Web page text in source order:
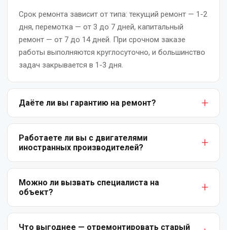
Перемотка
якоря
электродвигателя
Послеремонтные
испытания
Ремонт
электродвигателей
Ремонт
и
восстановление
коллектора
электродвигателя
Срок ремонта зависит от типа: текущий ремонт — 1-2
дня, перемотка — от 3 до 7 дней, капитальный
ремонт — от 7 до 14 дней. При срочном заказе
работы выполняются круглосуточно, и большинство
задач закрывается в 1-3 дня.
Даёте ли вы гарантию на ремонт?
Да. На все виды работ предоставляем письменную
гарантию: от 6 месяцев на текущий ремонт до 12
месяцев на капитальный ремонт и перемотку.
Гарантия покрывает заводские дефекты и ошибки
Работаете ли вы с двигателями
иностранных производителей?
Да. Мы ремонтируем электродвигатели любых
производителей — отечественных (АИР, 4А, ДАЗО) и
импортных (ABB, Siemens, WEG, Mitsubishi и др.).
Используем оригинальные комплектующие или
Можно ли вызвать специалиста на
объект?
Да, выезд инженера-диагноста возможен по
Ташкенту и Ташкентской области. Мы оценим
Что выгоднее — отремонтировать старый